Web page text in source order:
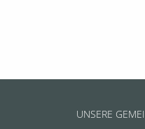
UNSERE